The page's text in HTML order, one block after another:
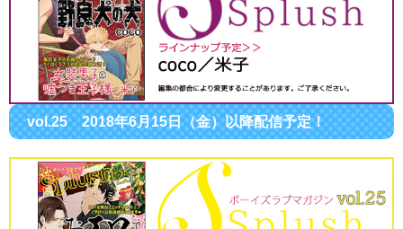
vol.25 2018年6月15日（金）以降配信予定！